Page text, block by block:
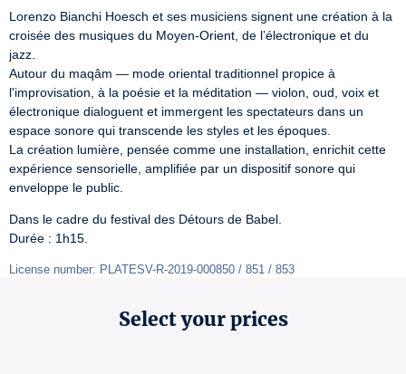
Lorenzo Bianchi Hoesch et ses musiciens signent une création à la
croisée des musiques du Moyen-Orient, de l’électronique et du
jazz.
Autour du maqâm — mode oriental traditionnel propice à
l'improvisation, à la poésie et la méditation — violon, oud, voix et
électronique dialoguent et immergent les spectateurs dans un
espace sonore qui transcende les styles et les époques.
La création lumière, pensée comme une installation, enrichit cette
expérience sensorielle, amplifiée par un dispositif sonore qui
enveloppe le public.
Dans le cadre du festival des Détours de Babel.
Durée : 1h15.
License number: PLATESV-R-2019-000850 / 851 / 853
Select your prices